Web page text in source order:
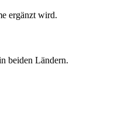
ergänzt wird.
beiden Ländern.